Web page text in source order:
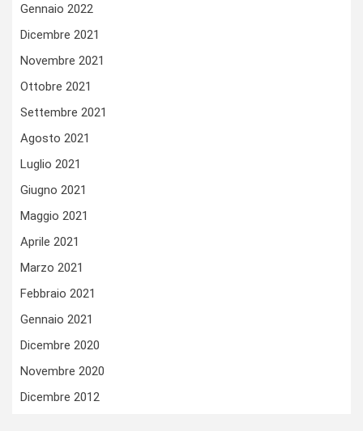
Gennaio 2022
Dicembre 2021
Novembre 2021
Ottobre 2021
Settembre 2021
Agosto 2021
Luglio 2021
Giugno 2021
Maggio 2021
Aprile 2021
Marzo 2021
Febbraio 2021
Gennaio 2021
Dicembre 2020
Novembre 2020
Dicembre 2012